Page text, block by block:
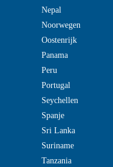
Nepal
Noorwegen
Oostenrijk
Panama
Peru
Portugal
Seychellen
Spanje
Sri Lanka
Suriname
Tanzania